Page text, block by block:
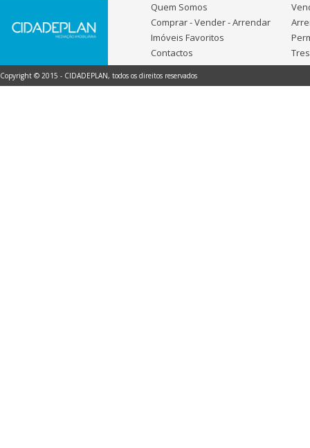
Quem Somos
Comprar - Vender - Arrendar
Imóveis Favoritos
Contactos
Copyright © 2015 - CIDADEPLAN, todos os direitos reservados